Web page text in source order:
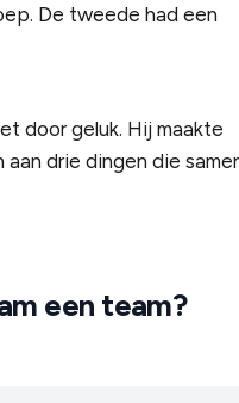
De tweede had een
door geluk. Hij maakte
drie dingen die
een team?